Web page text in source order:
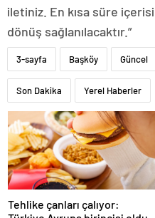
iletiniz. En kısa süre
dönüş sağlanılacaktır.”
3-sayfa Başköy Güncel
Son Dakika Yerel Haberler
Tehlike çanları çalıyor: